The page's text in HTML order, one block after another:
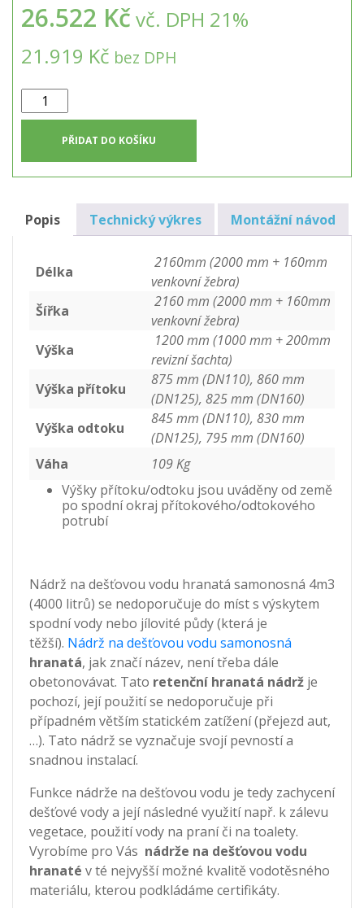
26.522 Kč vč. DPH 21%
21.919 Kč bez DPH
Samonosná
hranatá
dešťovou
4m3
množství
PŘIDAT DO KOŠÍKU
Popis Technický výkres Montážní návod
Délka
2160mm (2000 mm + 160mm
venkovní žebra)
Šířka
2160 mm (2000 mm + 160mm
venkovní žebra)
Výška
1200 mm (1000 mm + 200mm
revizní šachta)
Výška přítoku
875 mm (DN110), 860 mm
(DN125), 825 mm (DN160)
Výška odtoku
845 mm (DN110), 830 mm
(DN125), 795 mm (DN160)
Váha
109 Kg
Výšky přítoku/odtoku jsou uváděny od země
po spodní okraj přítokového/odtokového
potrubí
Nádrž na dešťovou vodu hranatá samonosná 4m3
(4000 litrů) se nedoporučuje do míst s výskytem
spodní vody nebo jílovité půdy (která je
těžší). Nádrž na dešťovou vodu samonosná
hranatá, jak značí název, není třeba dále
obetonovávat. Tato retenční hranatá nádrž je
pochozí, její použití se nedoporučuje při
případném větším statickém zatížení (přejezd aut,
…). Tato nádrž se vyznačuje svojí pevností a
snadnou instalací.
Funkce nádrže na dešťovou vodu je tedy zachycení
dešťové vody a její následné využití např. k zálevu
vegetace, použití vody na praní či na toalety.
Vyrobíme pro Vás nádrže na dešťovou vodu
hranaté v té nejvyšší možné kvalitě vodotěsného
materiálu, kterou podkládáme certifikáty.